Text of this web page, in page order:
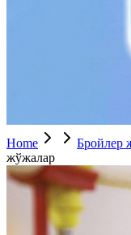
Home Бройлер
жўжалар